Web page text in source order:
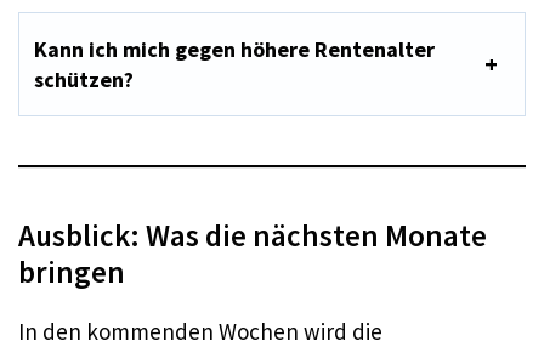
Kann ich mich gegen höhere Rentenalter
schützen?
Ausblick: Was die nächsten Monate
bringen
In den kommenden Wochen wird die